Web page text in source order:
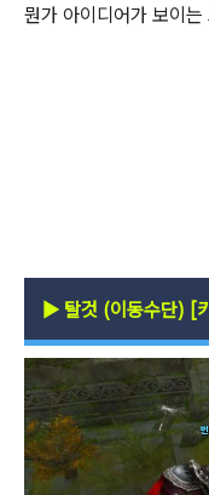
뭔가 아이디어가 보이
▶ 탈것 (이동수단) [